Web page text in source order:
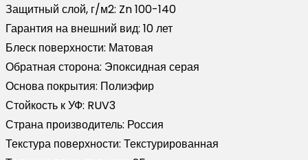
Защитный слой, г/м2: Zn 100-140
Гарантия на внешний вид: 10 лет
Блеск поверхности: Матовая
Обратная сторона: Эпоксидная серая
Основа покрытия: Полиэфир
Стойкость к УФ: RUV3
Страна производитель: Россия
Текстура поверхности: Текстурированная